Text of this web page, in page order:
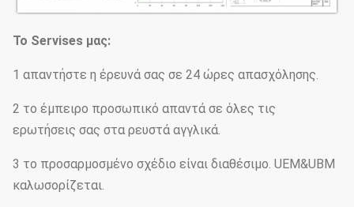
Το Servises μας:
1 απαντήστε η έρευνά σας σε 24 ώρες απασχόλησης.
2 το έμπειρο προσωπικό απαντά σε όλες τις
ερωτήσεις σας στα ρευστά αγγλικά.
3 το προσαρμοσμένο σχέδιο είναι διαθέσιμο. UEM&UBM
καλωσορίζεται.